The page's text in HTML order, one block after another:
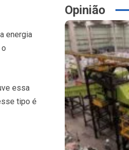
energia
essa
tipo é
Opinião